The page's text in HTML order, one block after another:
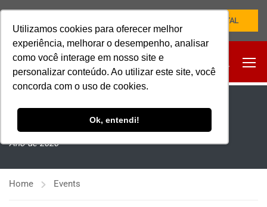
Utilizamos cookies para oferecer melhor
experiência, melhorar o desempenho, analisar
como você interage em nosso site e
personalizar conteúdo. Ao utilizar este site, você
concorda com o uso de cookies.
Ok, entendi!
NOVO PORTAL
EVENTOS
Ano de 2020
Home Events